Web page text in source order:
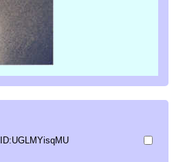
ID:UGLMYisqMU